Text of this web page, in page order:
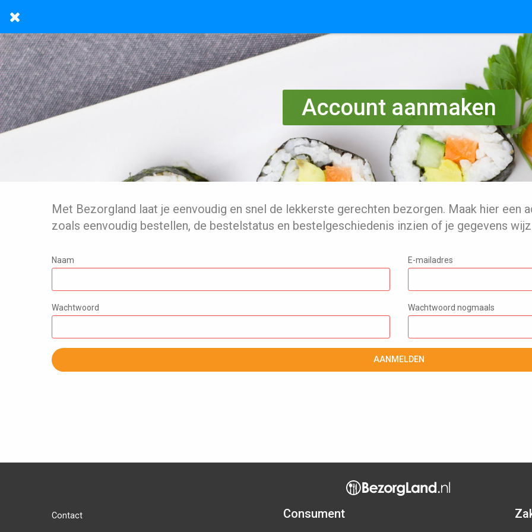
Account aanmaken
Met Bezorgland laat je eenvoudig en snel de lekkerste gerechten bezorgen. Maak hier een
zoals eenvoudig bestellen, de bestelstatus en bestelgeschiedenis inzien of je gegevens
Naam E-mailadres
Wachtwoord Wachtwoord nogmaals
AANMELDEN
Contact Consument